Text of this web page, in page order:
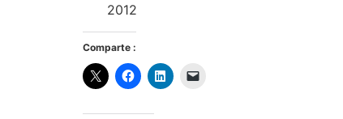
2012
Comparte :